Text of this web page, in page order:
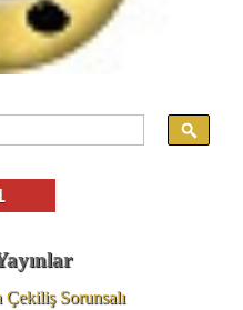
Çekiliş Sorunsalı